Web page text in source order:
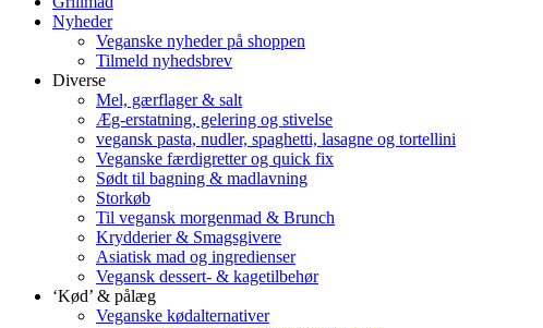
Nyheder
Veganske nyheder på shoppen
Tilmeld nyhedsbrev
Diverse
Mel, gærflager & salt
Æg-erstatning, gelering og stivelse
vegansk pasta, nudler, spaghetti, lasagne og tortellini
Veganske færdigretter og quick fix
Sødt til bagning & madlavning
Storkøb
Til vegansk morgenmad & Brunch
Krydderier & Smagsgivere
Asiatisk mad og ingredienser
Vegansk dessert- & kagetilbehør
‘Kød’ & pålæg
Veganske kødalternativer